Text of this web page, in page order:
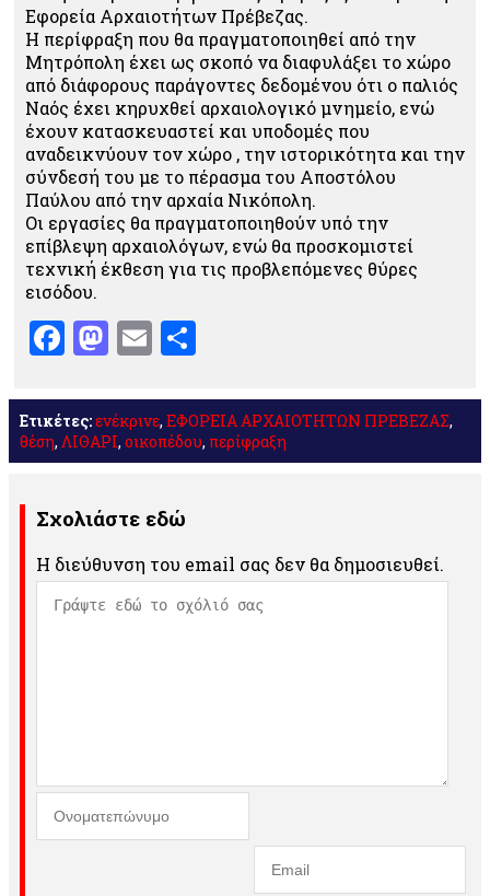
Εφορεία Αρχαιοτήτων Πρέβεζας.
Η περίφραξη που θα πραγματοποιηθεί από την
Μητρόπολη έχει ως σκοπό να διαφυλάξει το χώρο
από διάφορους παράγοντες δεδομένου ότι ο παλιός
Ναός έχει κηρυχθεί αρχαιολογικό μνημείο, ενώ
έχουν κατασκευαστεί και υποδομές που
αναδεικνύουν τον χώρο , την ιστορικότητα και την
σύνδεσή του με το πέρασμα του Αποστόλου
Παύλου από την αρχαία Νικόπολη.
Οι εργασίες θα πραγματοποιηθούν υπό την
επίβλεψη αρχαιολόγων, ενώ θα προσκομιστεί
τεχνική έκθεση για τις προβλεπόμενες θύρες
εισόδου.
Facebook
Mastodon
Email
Ετικέτες:ενέκρινε, ΕΦΟΡΕΙΑ ΑΡΧΑΙΟΤΗΤΩΝ ΠΡΕΒΕΖΑΣ,
θέση, ΛΙΘΑΡΙ, οικοπέδου, περίφραξη
Σχολιάστε εδώ
Η διεύθυνση του email σας δεν θα δημοσιευθεί.